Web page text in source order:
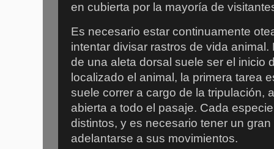
en cubierta por la mayoría de
Es necesario estar continuamente
intentar divisar rastros de vida
de una aleta dorsal suele ser el inicio
localizado el animal, la primera tarea
suele correr a cargo de la tripulación,
abierta a todo el pasaje. Cada
distintos, y es necesario tener un
adelantarse a sus movimientos.